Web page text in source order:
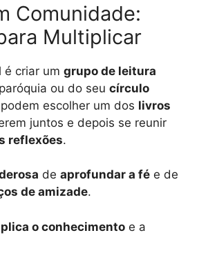
Comunidade:
Multiplicar
é criar um grupo de leitura
ou do seu círculo
escolher um dos livros
juntos e depois se reunir
reflexões.
de aprofundar a fé e de
de amizade.
o conhecimento e a